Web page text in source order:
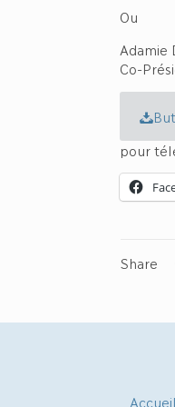
Ou
Adamie
Co-
pour
Share
Accueil